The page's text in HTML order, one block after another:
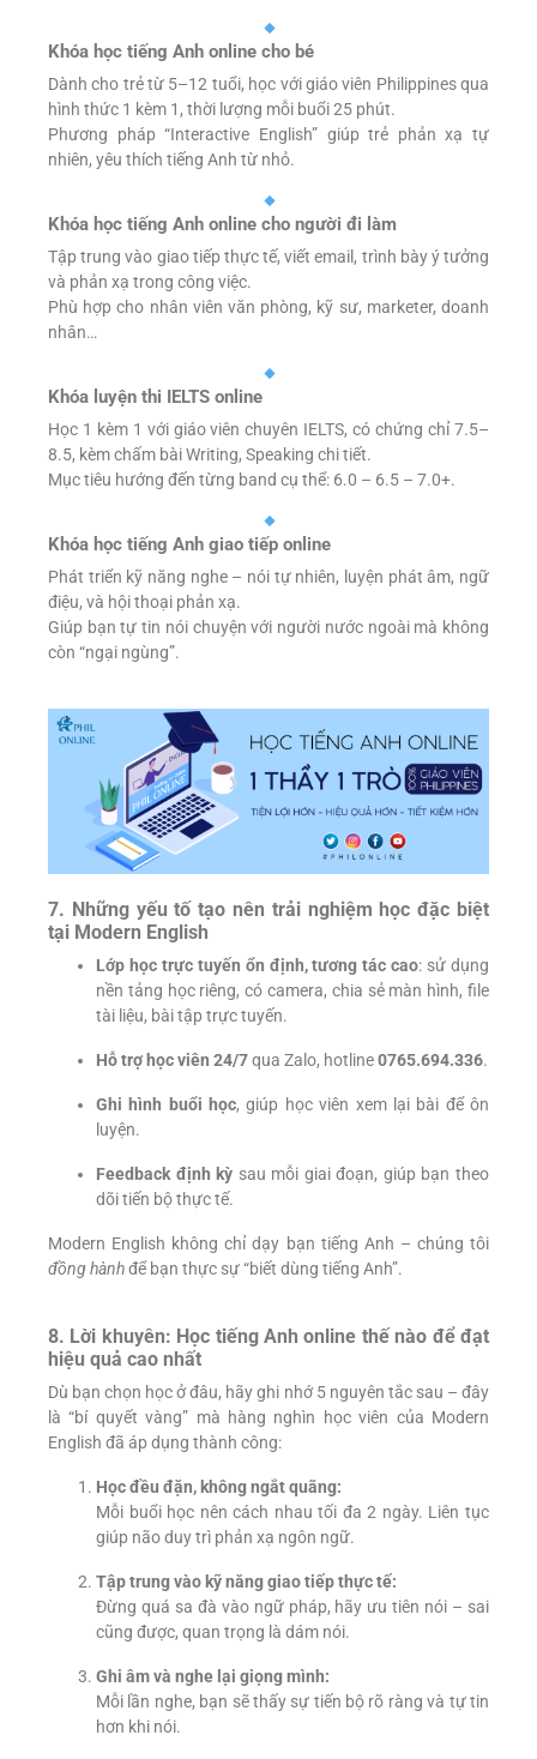
Khóa học tiếng Anh online cho bé
Dành cho trẻ từ 5–12 tuổi, học với giáo viên Philippines qua
hình thức 1 kèm 1, thời lượng mỗi buổi 25 phút.
Phương pháp “Interactive English” giúp trẻ phản xạ tự
nhiên, yêu thích tiếng Anh từ nhỏ.
Khóa học tiếng Anh online cho người đi làm
Tập trung vào giao tiếp thực tế, viết email, trình bày ý tưởng
và phản xạ trong công việc.
Phù hợp cho nhân viên văn phòng, kỹ sư, marketer, doanh
nhân…
Khóa luyện thi IELTS online
Học 1 kèm 1 với giáo viên chuyên IELTS, có chứng chỉ 7.5–
8.5, kèm chấm bài Writing, Speaking chi tiết.
Mục tiêu hướng đến từng band cụ thể: 6.0 – 6.5 – 7.0+.
Khóa học tiếng Anh giao tiếp online
Phát triển kỹ năng nghe – nói tự nhiên, luyện phát âm, ngữ
điệu, và hội thoại phản xạ.
Giúp bạn tự tin nói chuyện với người nước ngoài mà không
còn “ngại ngùng”.
7. Những yếu tố tạo nên trải nghiệm học đặc biệt
tại Modern English
Lớp học trực tuyến ổn định, tương tác cao: sử dụng
nền tảng học riêng, có camera, chia sẻ màn hình, file
tài liệu, bài tập trực tuyến.
Hỗ trợ học viên 24/7qua Zalo, hotline0765.694.336.
Ghi hình buổi học, giúp học viên xem lại bài để ôn
luyện.
Feedback định kỳ sau mỗi giai đoạn, giúp bạn theo
dõi tiến bộ thực tế.
Modern English không chỉ dạy bạn tiếng Anh – chúng tôi
đồng hànhđể bạn thực sự “biết dùng tiếng Anh”.
8. Lời khuyên: Học tiếng Anh online thế nào để đạt
hiệu quả cao nhất
Dù bạn chọn học ở đâu, hãy ghi nhớ 5 nguyên tắc sau – đây
là “bí quyết vàng” mà hàng nghìn học viên của Modern
English đã áp dụng thành công:
Học đều đặn, không ngắt quãng:
Mỗi buổi học nên cách nhau tối đa 2 ngày. Liên tục
giúp não duy trì phản xạ ngôn ngữ.
Tập trung vào kỹ năng giao tiếp thực tế:
Đừng quá sa đà vào ngữ pháp, hãy ưu tiên nói – sai
cũng được, quan trọng là dám nói.
Ghi âm và nghe lại giọng mình:
Mỗi lần nghe, bạn sẽ thấy sự tiến bộ rõ ràng và tự tin
hơn khi nói.